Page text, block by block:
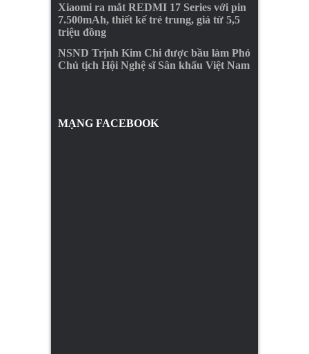
Xiaomi ra mắt REDMI 17 Series với pin
7.500mAh, thiết kế trẻ trung, giá từ 5,5
triệu đồng
NSND Trịnh Kim Chi được bầu làm Phó
Chủ tịch Hội Nghệ sĩ Sân khấu Việt Nam
MẠNG FACEBOOK